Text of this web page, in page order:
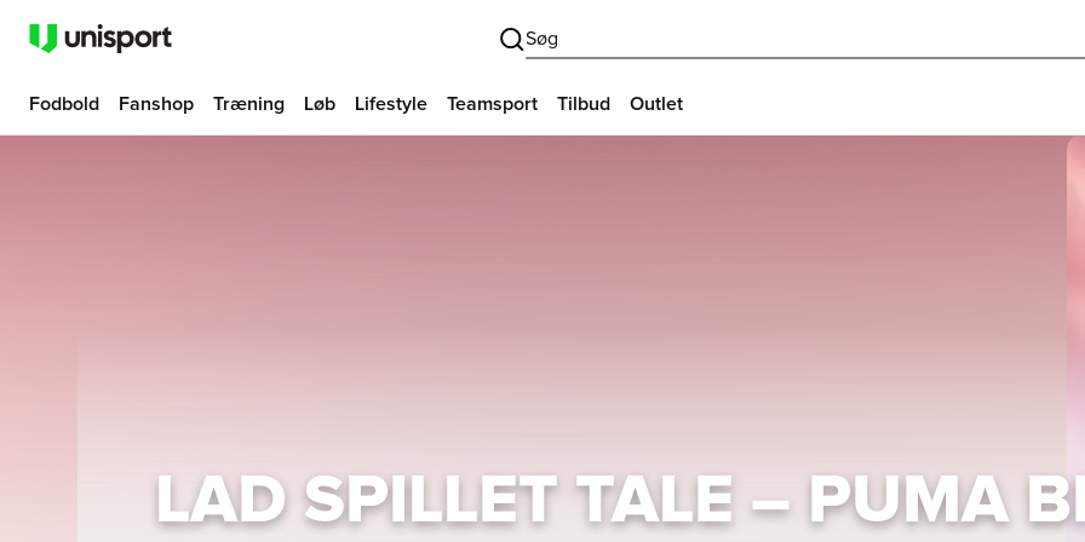
Søg
Fodbold Fanshop Træning Løb Lifestyle Teamsport Tilbud Outlet
UNISPORT.DK -
LAD SPILLET TALE – PUMA